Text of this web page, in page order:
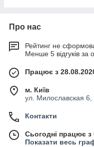
Про нас
Рейтинг не
Менше 5 відгуків за
Працює з
м. Київ
ул. Милославская 6,
Контакти
Сьогодні працює з
Показати весь